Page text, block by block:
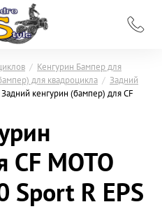
/ Кенгурин Бампер для
для квадроцикла / Задний
Задний кенгурин (бампер) для СF
СF MOTO
Sport R EPS